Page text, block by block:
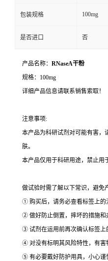
包装规格 100mg
是否进口 否
产品名称： RNaseA干粉
规格：100mg
详细产品信息请联系销售索取！
注意事项:
本产品为科研试剂对可能有害，
肤。
本产品仅用于科研用途，禁止用
做试验时需了解以下常识，避免
① 购买后，请务必查看标签上的
② 做好防止倒置，摔坏的措施和
③ 试剂在运用前再次确认标签上
④ 对没有标明其风险特性，有害
⑤ 有必要戴好防护用具，小心谨